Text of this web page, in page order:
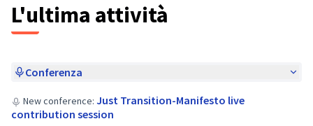
L'ultima attività
Conferenza
New conference: Just Transition-Manifesto live
contribution session